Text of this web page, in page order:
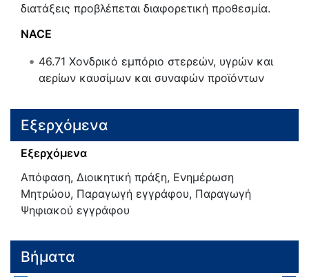
διατάξεις προβλέπεται διαφορετική προθεσμία.
NACE
46.71 Χονδρικό εμπόριο στερεών, υγρών και
αερίων καυσίμων και συναφών προϊόντων
Εξερχόμενα
Εξερχόμενα
Απόφαση, Διοικητική πράξη, Ενημέρωση
Μητρώου, Παραγωγή εγγράφου, Παραγωγή
Ψηφιακού εγγράφου
Βήματα